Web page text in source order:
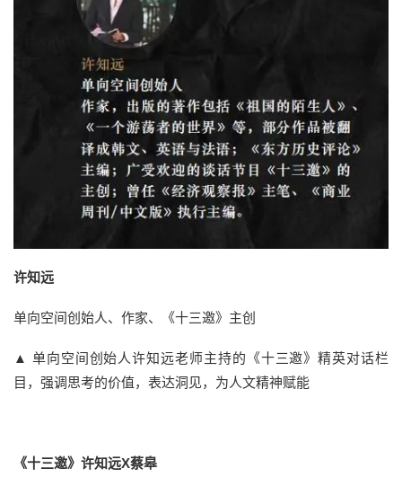
许知远
单向空间创始人、作家、《十三邀》主创
▲ 单向空间创始人许知远老师主持的《十三邀》精英对话栏
目，强调思考的价值，表达洞见，为人文精神赋能
《十三邀》许知远X蔡皋